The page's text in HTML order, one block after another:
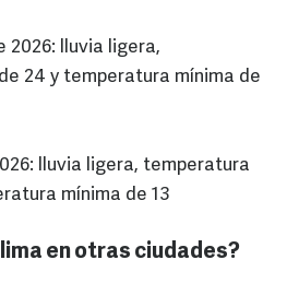
2026: lluvia ligera,
24 y temperatura mínima de
lluvia ligera, temperatura
mínima de 13
en otras ciudades?